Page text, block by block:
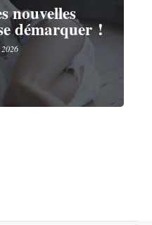
nouvelles
démarquer !